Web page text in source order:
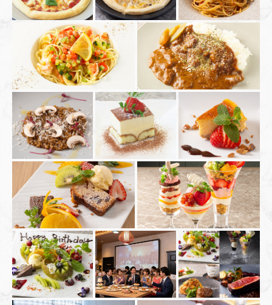
この店舗情報をシェアする
写真 | HESTIA GINZA 20名～貸切ok！ 銀座/貸切/個室/飲み
放題/接待
東京都中央区銀座７丁目7-7 銀座777ビル 2F
https://hestiaginza.owst.jp/gallery
お店情報をコピー